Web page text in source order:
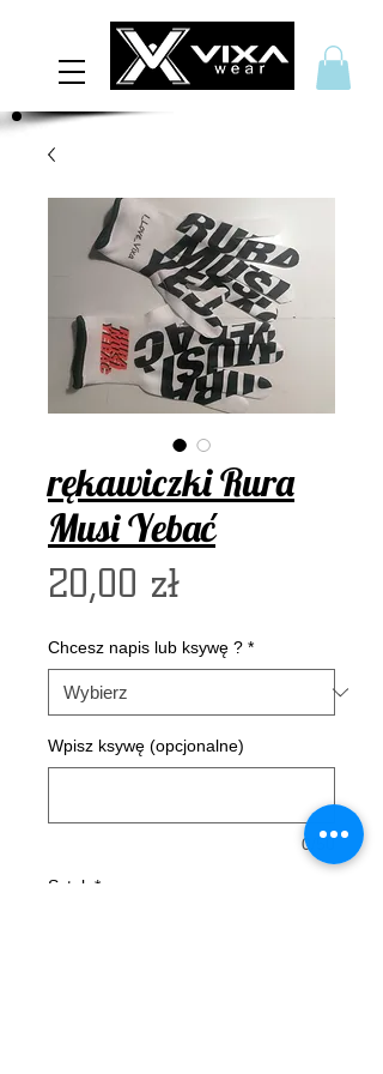
rękawiczki Rura
Musi Yebać
20,00 złCena
Chcesz napis lub ksywę ? *
Wpisz ksywę (opcjonalne)
0/50
Sztuk *